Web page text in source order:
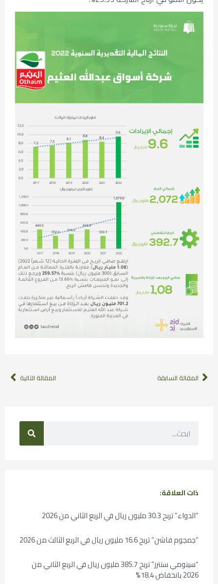
المقالة السابقة المقالة التالية
ذات العلاقة:
“الدواء” تربح 30.3 مليون ريال في الربع الثاني من 2026
“جمجوم فاشن” تربح 16.6 مليون ريال في الربع الثالث من 2026
“سينومي سنترز” تربح 385.7 مليون ريال في الربع الثاني من
2026 بانخفاض 18.4%